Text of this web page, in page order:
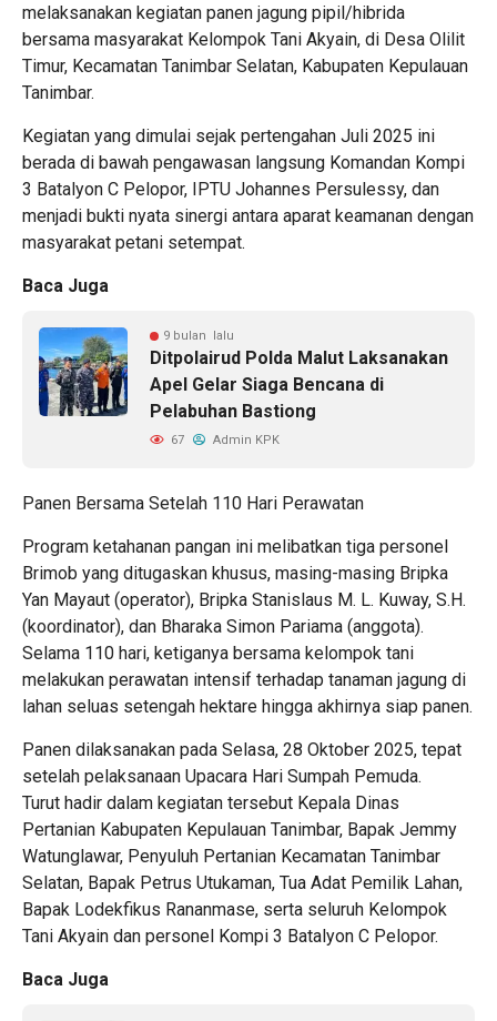
melaksanakan kegiatan panen jagung pipil/hibrida
bersama masyarakat Kelompok Tani Akyain, di Desa Olilit
Timur, Kecamatan Tanimbar Selatan, Kabupaten Kepulauan
Tanimbar.
Kegiatan yang dimulai sejak pertengahan Juli 2025 ini
berada di bawah pengawasan langsung Komandan Kompi
3 Batalyon C Pelopor, IPTU Johannes Persulessy, dan
menjadi bukti nyata sinergi antara aparat keamanan dengan
masyarakat petani setempat.
Baca Juga
9 bulan lalu
Ditpolairud Polda Malut Laksanakan
Apel Gelar Siaga Bencana di
Pelabuhan Bastiong
67 Admin KPK
Panen Bersama Setelah 110 Hari Perawatan
Program ketahanan pangan ini melibatkan tiga personel
Brimob yang ditugaskan khusus, masing-masing Bripka
Yan Mayaut (operator), Bripka Stanislaus M. L. Kuway, S.H.
(koordinator), dan Bharaka Simon Pariama (anggota).
Selama 110 hari, ketiganya bersama kelompok tani
melakukan perawatan intensif terhadap tanaman jagung di
lahan seluas setengah hektare hingga akhirnya siap panen.
Panen dilaksanakan pada Selasa, 28 Oktober 2025, tepat
setelah pelaksanaan Upacara Hari Sumpah Pemuda.
Turut hadir dalam kegiatan tersebut Kepala Dinas
Pertanian Kabupaten Kepulauan Tanimbar, Bapak Jemmy
Watunglawar, Penyuluh Pertanian Kecamatan Tanimbar
Selatan, Bapak Petrus Utukaman, Tua Adat Pemilik Lahan,
Bapak Lodekfikus Rananmase, serta seluruh Kelompok
Tani Akyain dan personel Kompi 3 Batalyon C Pelopor.
Baca Juga